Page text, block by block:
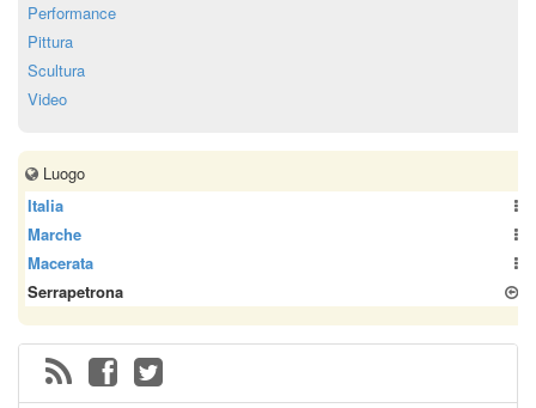
Performance
Pittura
Scultura
Video
Luogo
Italia
Marche
Macerata
Serrapetrona